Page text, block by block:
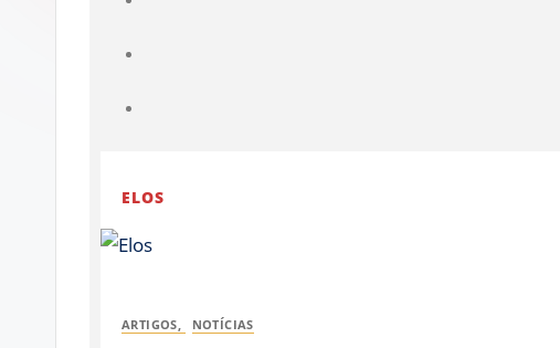
ELOS
ARTIGOS NOTÍCIAS